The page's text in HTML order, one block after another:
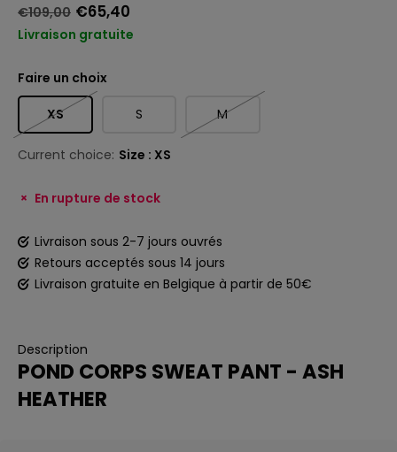
€109,00 €65,40
Livraison gratuite
Faire un choix
XS S M
Current choice: Size : XS
En rupture de stock
Livraison sous 2-7 jours ouvrés
Retours acceptés sous 14 jours
Livraison gratuite en Belgique à partir de 50€
Description
POND CORPS SWEAT PANT - ASH
HEATHER